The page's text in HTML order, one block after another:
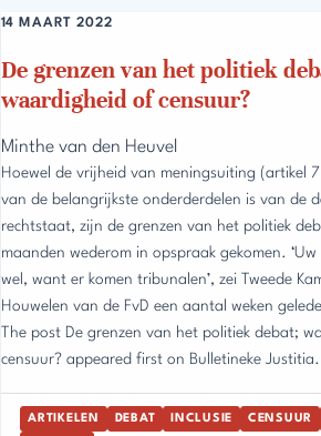
De grenzen van het politiek
waardigheid of censuur?
14 MAART 2022
Minthe van den Heuvel
Hoewel de vrijheid van meningsuiting (artikel
van de belangrijkste onderderdelen is van de
rechtstaat, zijn de grenzen van het politiek
maanden wederom in opspraak gekomen.
wel, want er komen tribunalen’, zei Tweede
Houwelen van de FvD een aantal weken
The post De grenzen van het politiek debat;
censuur? appeared first on Bulletineke Justitia.
ARTIKELEN DEBAT INCLUSIE CENSUUR